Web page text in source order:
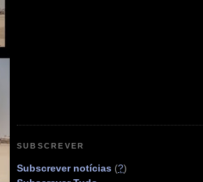
SUBSCREVER
Subscrever notícias (?)